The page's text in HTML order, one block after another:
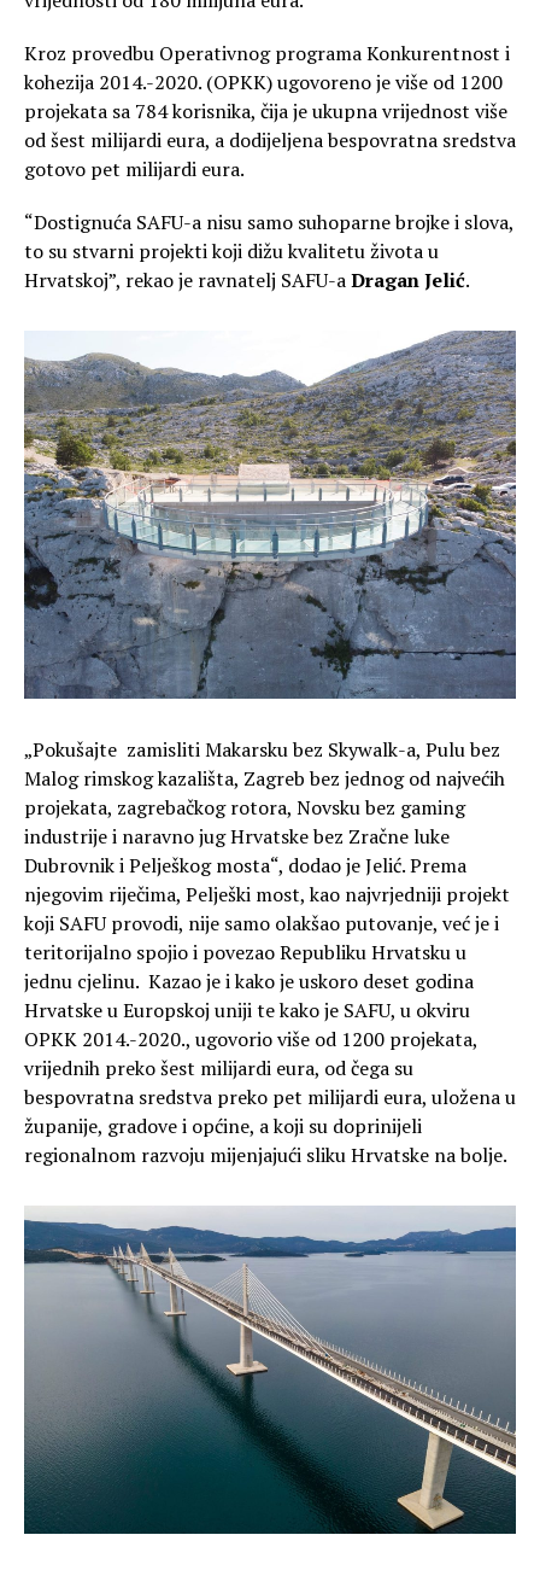
Kroz provedbu Operativnog programa Konkurentnost i
kohezija 2014.-2020. (OPKK) ugovoreno je više od 1200
projekata sa 784 korisnika, čija je ukupna vrijednost više
od šest milijardi eura, a dodijeljena bespovratna sredstva
gotovo pet milijardi eura.
“Dostignuća SAFU-a nisu samo suhoparne brojke i slova,
to su stvarni projekti koji dižu kvalitetu života u
Hrvatskoj”, rekao je ravnatelj SAFU-aDragan Jelić.
„Pokušajte zamisliti Makarsku bez Skywalk-a, Pulu bez
Malog rimskog kazališta, Zagreb bez jednog od najvećih
projekata, zagrebačkog rotora, Novsku bez gaming
industrije i naravno jug Hrvatske bez Zračne luke
Dubrovnik i Pelješkog mosta“, dodao je Jelić. Prema
njegovim riječima, Pelješki most, kao najvrjedniji projekt
koji SAFU provodi, nije samo olakšao putovanje, već je i
teritorijalno spojio i povezao Republiku Hrvatsku u
jednu cjelinu. Kazao je i kako je uskoro deset godina
Hrvatske u Europskoj uniji te kako je SAFU, u okviru
OPKK 2014.-2020., ugovorio više od 1200 projekata,
vrijednih preko šest milijardi eura, od čega su
bespovratna sredstva preko pet milijardi eura, uložena u
županije, gradove i općine, a koji su doprinijeli
regionalnom razvoju mijenjajući sliku Hrvatske na bolje.